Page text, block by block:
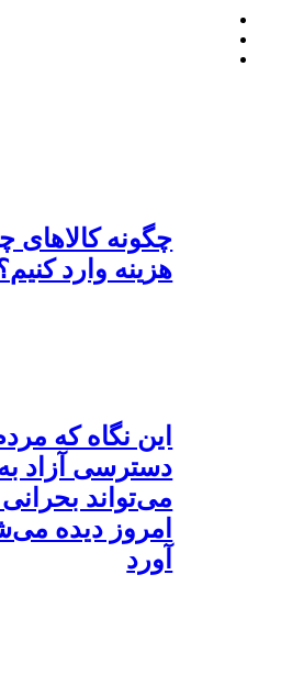
چگونه کالا‌های
هزینه وارد
این نگاه که
دسترسی آزاد به
می‌تواند
امروز دیده
آورد